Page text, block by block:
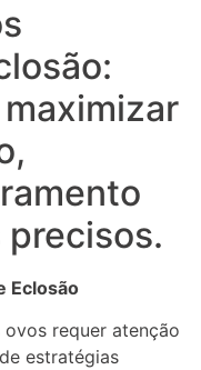
Eclosão
requer atenção
estratégias